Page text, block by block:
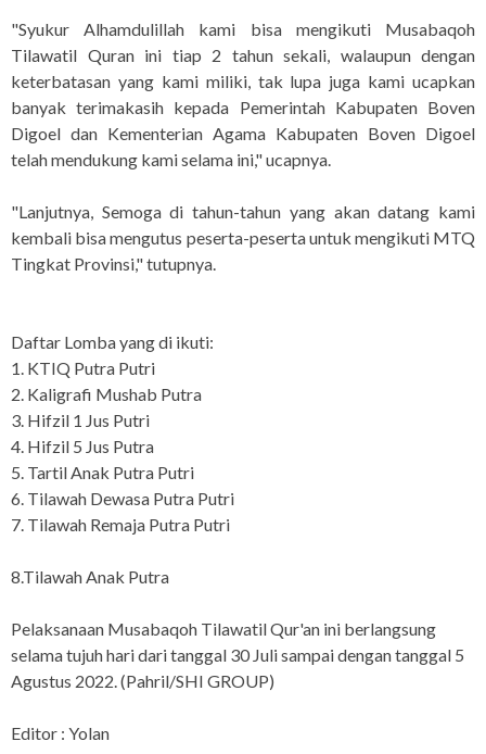
"Syukur Alhamdulillah kami bisa mengikuti Musabaqoh
Tilawatil Quran ini tiap 2 tahun sekali, walaupun dengan
keterbatasan yang kami miliki, tak lupa juga kami ucapkan
banyak terimakasih kepada Pemerintah Kabupaten Boven
Digoel dan Kementerian Agama Kabupaten Boven Digoel
telah mendukung kami selama ini," ucapnya.
"Lanjutnya, Semoga di tahun-tahun yang akan datang kami
kembali bisa mengutus peserta-peserta untuk mengikuti MTQ
Tingkat Provinsi," tutupnya.
Daftar Lomba yang di ikuti:
1. KTIQ Putra Putri
2. Kaligrafi Mushab Putra
3. Hifzil 1 Jus Putri
4. Hifzil 5 Jus Putra
5. Tartil Anak Putra Putri
6. Tilawah Dewasa Putra Putri
7. Tilawah Remaja Putra Putri
8.Tilawah Anak Putra
Pelaksanaan Musabaqoh Tilawatil Qur'an ini berlangsung
selama tujuh hari dari tanggal 30 Juli sampai dengan tanggal 5
Agustus 2022. (Pahril/SHI GROUP)
Editor : Yolan